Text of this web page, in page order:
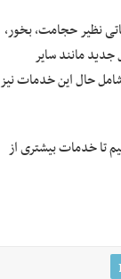
نظیر حجامت، بخور،
مانند سایر
حال این خدمات نیز
تا خدمات بیشتری از